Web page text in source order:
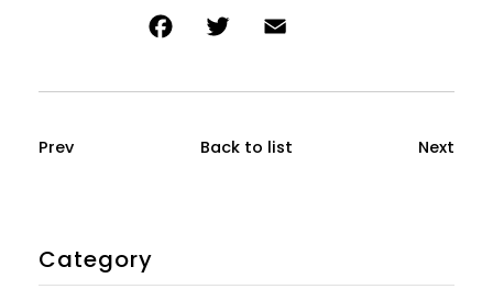
Prev Back to list Next
Category